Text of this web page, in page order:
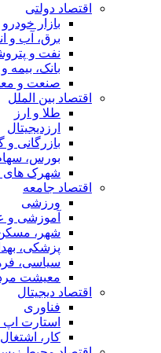
اقتصاد دولتی
بازار خودرو
برق، آب و
نفت و
بانک، بیمه
صنعت و
اقتصاد بین الملل
طلا و ارز
ارزدیجیتال
بازرگانی
بورس،
شهرک های
اقتصاد جامعه
ورزشی
آموزشی و
شهر،
پزشکی،
سیاسی،
معیشت
اقتصاد دیجیتال
فناوری
استارت اپ
کار،